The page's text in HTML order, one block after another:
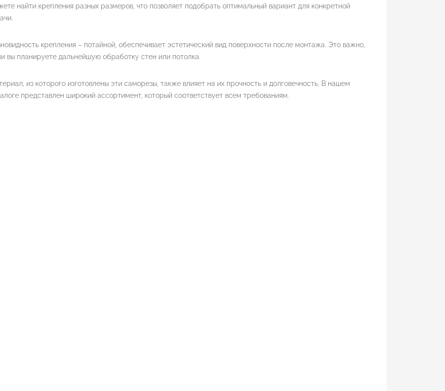
найти крепления разных размеров, что позволяет подобрать оптимальный вариант для конкретной
крепления – потайной, обеспечивает эстетический вид поверхности после монтажа. Это важно,
вы планируете дальнейшую обработку стен или потолка.
из которого изготовлены эти саморезы, также влияет на их прочность и долговечность. В нашем
представлен широкий ассортимент, который соответствует всем требованиям.